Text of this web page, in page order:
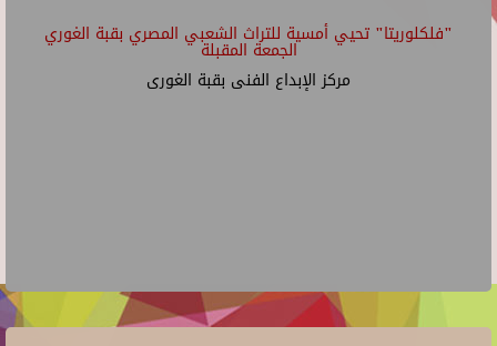
"فلكلوريتا" تحيي أمسية للتراث الشعبي المصري بقبة الغوري
الجمعة المقبلة
مركز الإبداع الفنى بقبة الغورى